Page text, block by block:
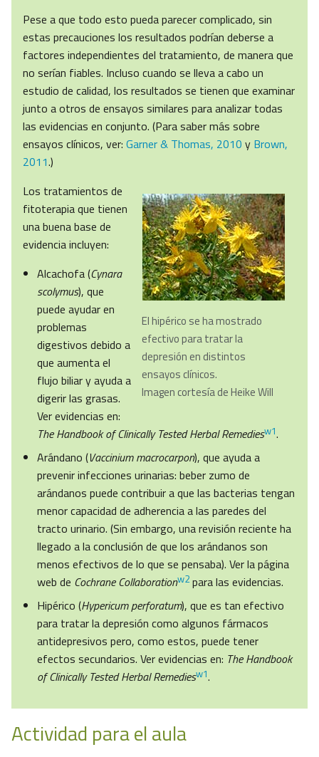
Pese a que todo esto pueda parecer complicado, sin
estas precauciones los resultados podrían deberse a
factores independientes del tratamiento, de manera que
no serían fiables. Incluso cuando se lleva a cabo un
estudio de calidad, los resultados se tienen que examinar
junto a otros de ensayos similares para analizar todas
las evidencias en conjunto. (Para saber más sobre
ensayos clínicos, ver: Garner & Thomas, 2010 y Brown,
2011.)
El hipérico se ha mostrado
efectivo para tratar la
depresión en distintos
ensayos clínicos.
Imagen cortesía de Heike Will
Los tratamientos de
fitoterapia que tienen
una buena base de
evidencia incluyen:
Alcachofa (Cynara
scolymus), que
puede ayudar en
problemas
digestivos debido a
que aumenta el
flujo biliar y ayuda a
digerir las grasas.
Ver evidencias en:
The Handbook of Clinically Tested Herbal Remediesw1.
Arándano (Vaccinium macrocarpon), que ayuda a
prevenir infecciones urinarias: beber zumo de
arándanos puede contribuir a que las bacterias tengan
menor capacidad de adherencia a las paredes del
tracto urinario. (Sin embargo, una revisión reciente ha
llegado a la conclusión de que los arándanos son
menos efectivos de lo que se pensaba). Ver la página
web de Cochrane Collaborationw2para las evidencias.
Hipérico (Hypericum perforatum), que es tan efectivo
para tratar la depresión como algunos fármacos
antidepresivos pero, como estos, puede tener
efectos secundarios. Ver evidencias en: The Handbook
of Clinically Tested Herbal Remediesw1.
Actividad para el aula